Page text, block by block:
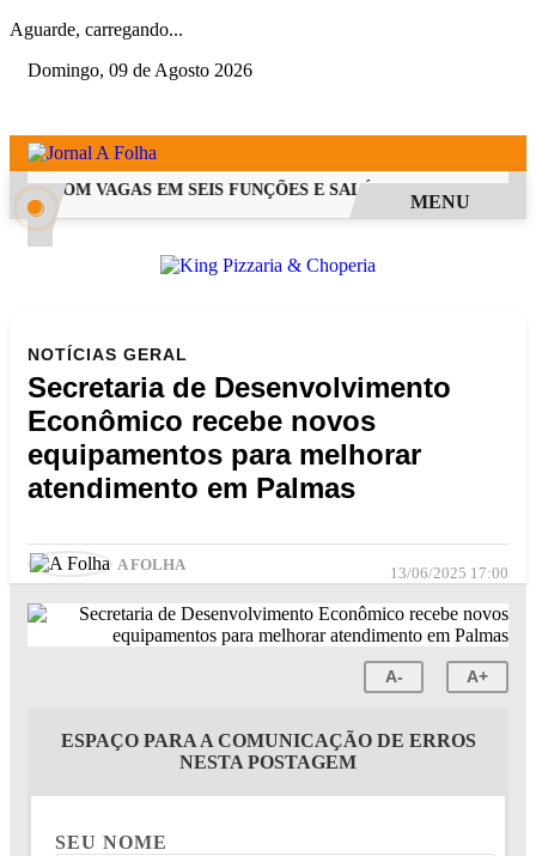
Aguarde, carregando...
Domingo, 09 de Agosto 2026
COM VAGAS EM SEIS FUNÇÕES E SALÁRIOS QUE CHEGAM
MENU
NOTÍCIAS GERAL
Secretaria de Desenvolvimento
Econômico recebe novos
equipamentos para melhorar
atendimento em Palmas
A FOLHA 13/06/2025 17:00
A- A+
ESPAÇO PARA A COMUNICAÇÃO DE ERROS
NESTA POSTAGEM
SEU NOME